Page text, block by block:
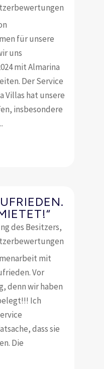
für unsere
uns
mit Almarina
Der Service
Villas hat unsere
insbesondere
3
des Besitzers,
mit
Vor
denn wir haben
Ich
dass sie
Die